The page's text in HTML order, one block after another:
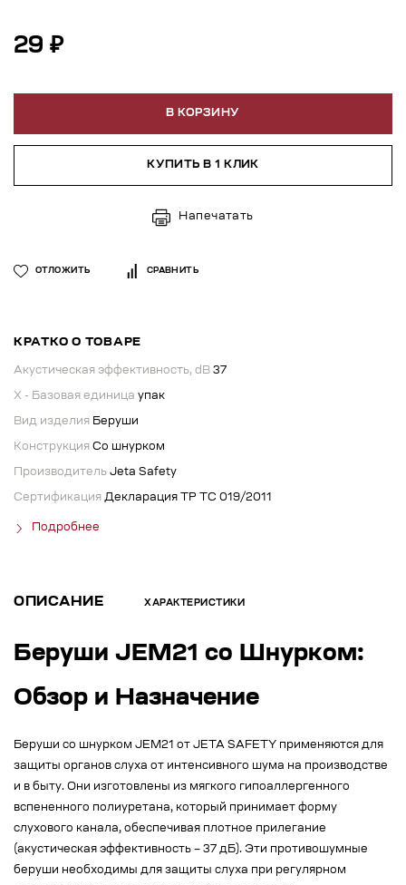
29 ₽
В КОРЗИНУ
КУПИТЬ В 1 КЛИК
Напечатать
ОТЛОЖИТЬ СРАВНИТЬ
КРАТКО О ТОВАРЕ
Акустическая эффективность, dB 37
X - Базовая единица упак
Вид изделия Беруши
Конструкция Со шнурком
Производитель Jeta Safety
Сертификация Декларация ТР ТС 019/2011
Подробнее
ОПИСАНИЕ ХАРАКТЕРИСТИКИ
Беруши JEM21 со Шнурком:
Обзор и Назначение
Беруши со шнурком JEM21 от JETA SAFETY применяются для
защиты органов слуха от интенсивного шума на производстве
и в быту. Они изготовлены из мягкого гипоаллергенного
вспененного полиуретана, который принимает форму
слухового канала, обеспечивая плотное прилегание
(акустическая эффективность – 37 дБ). Эти противошумные
беруши необходимы для защиты слуха при регулярном